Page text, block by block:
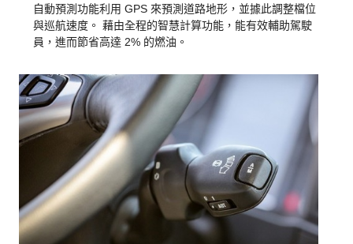
自動預測功能利用 GPS 來預測道路地形，並據此調整檔位
與巡航速度。 藉由全程的智慧計算功能，能有效輔助駕駛
員，進而節省高達 2% 的燃油。